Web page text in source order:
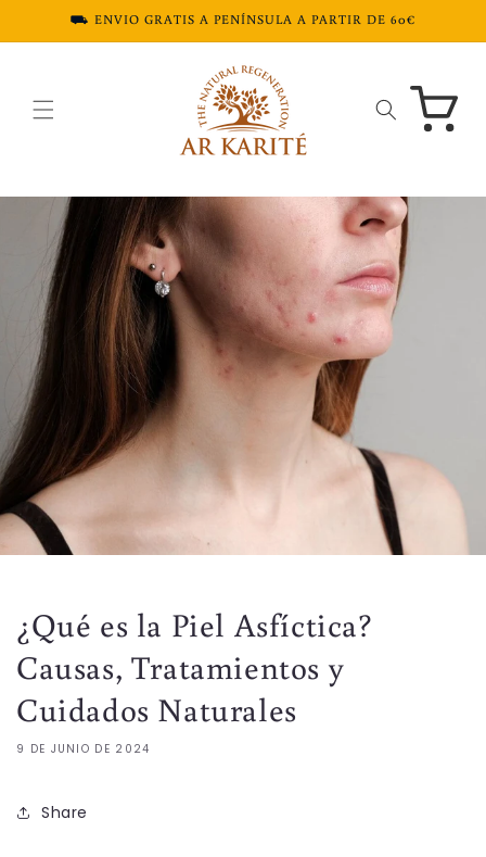
directamente
al contenido
⛟ ENVIO GRATIS A PENÍNSULA A PARTIR DE 60€
Carrito
¿Qué es la Piel Asfíctica?
Causas, Tratamientos y
Cuidados Naturales
9 DE JUNIO DE 2024
Share